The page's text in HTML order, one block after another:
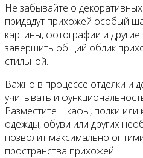
Не забывайте о
придадут прихожей особый
картины, фотографии и
завершить общий облик
стильной.
Важно в процессе отделки и
учитывать и
Разместите шкафы, полки
одежды, обуви или других
позволит максимально
пространства прихожей.